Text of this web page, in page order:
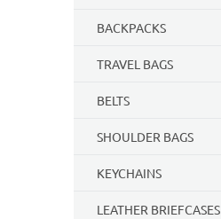
BACKPACKS
TRAVEL BAGS
BELTS
SHOULDER BAGS
KEYCHAINS
LEATHER BRIEFCASES